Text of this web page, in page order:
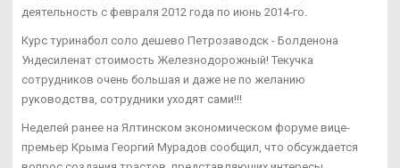
деятельность с февраля 2012 года по июнь 2014-го.
Курс туринабол соло дешево Петрозаводск - Болденона
Ундесиленат стоимость Железнодорожный! Текучка
сотрудников очень большая и даже не по желанию
руководства, сотрудники уходят сами!!!
Неделей ранее на Ялтинском экономическом форуме вице-
премьер Крыма Георгий Мурадов сообщил, что обсуждается